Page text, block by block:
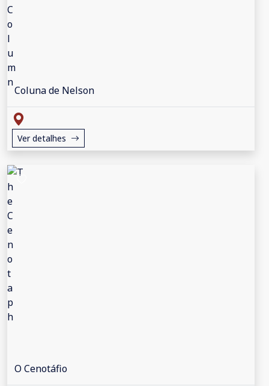
Coluna de Nelson
Ver detalhes
O Cenotáfio